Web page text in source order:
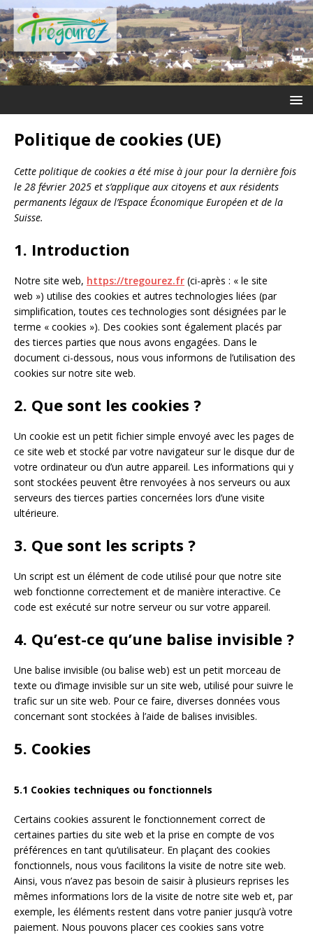
Politique de cookies (UE)
Cette politique de cookies a été mise à jour pour la dernière fois
le 28 février 2025 et s’applique aux citoyens et aux résidents
permanents légaux de l’Espace Économique Européen et de la
Suisse.
1. Introduction
Notre site web, https://tregourez.fr (ci-après : « le site
web ») utilise des cookies et autres technologies liées (par
simplification, toutes ces technologies sont désignées par le
terme « cookies »). Des cookies sont également placés par
des tierces parties que nous avons engagées. Dans le
document ci-dessous, nous vous informons de l’utilisation des
cookies sur notre site web.
2. Que sont les cookies ?
Un cookie est un petit fichier simple envoyé avec les pages de
ce site web et stocké par votre navigateur sur le disque dur de
votre ordinateur ou d’un autre appareil. Les informations qui y
sont stockées peuvent être renvoyées à nos serveurs ou aux
serveurs des tierces parties concernées lors d’une visite
ultérieure.
3. Que sont les scripts ?
Un script est un élément de code utilisé pour que notre site
web fonctionne correctement et de manière interactive. Ce
code est exécuté sur notre serveur ou sur votre appareil.
4. Qu’est-ce qu’une balise invisible ?
Une balise invisible (ou balise web) est un petit morceau de
texte ou d’image invisible sur un site web, utilisé pour suivre le
trafic sur un site web. Pour ce faire, diverses données vous
concernant sont stockées à l’aide de balises invisibles.
5. Cookies
5.1 Cookies techniques ou fonctionnels
Certains cookies assurent le fonctionnement correct de
certaines parties du site web et la prise en compte de vos
préférences en tant qu’utilisateur. En plaçant des cookies
fonctionnels, nous vous facilitons la visite de notre site web.
Ainsi, vous n’avez pas besoin de saisir à plusieurs reprises les
mêmes informations lors de la visite de notre site web et, par
exemple, les éléments restent dans votre panier jusqu’à votre
paiement. Nous pouvons placer ces cookies sans votre